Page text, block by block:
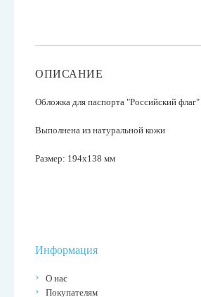
ОПИСАНИЕ
Обложка для паспорта "Российский флаг"
Выполнена из натуральной кожи
Размер: 194x138 мм
Информация
О нас
Покупателям